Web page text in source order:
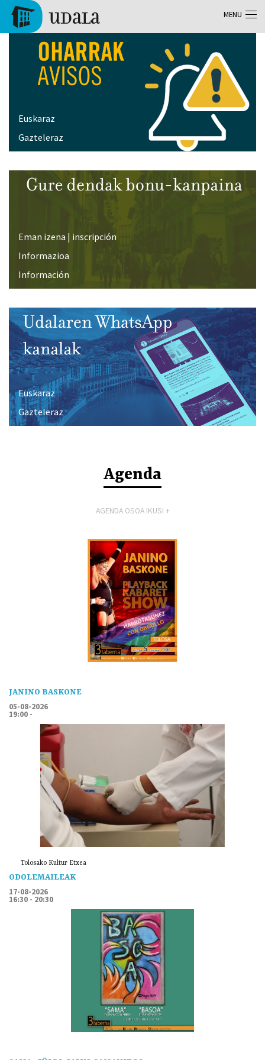
Skip to main content
Euskaraz
Gazteleraz
Eman izena | inscripción
Informazioa
Información
Euskaraz
Gazteleraz
Agenda
AGENDA OSOA IKUSI +
JANINO BASKONE
05-08-2026
19:00 -
Tolosako Kultur Etxea
ODOLEMAILEAK
17-08-2026
16:30 - 20:30
MENU